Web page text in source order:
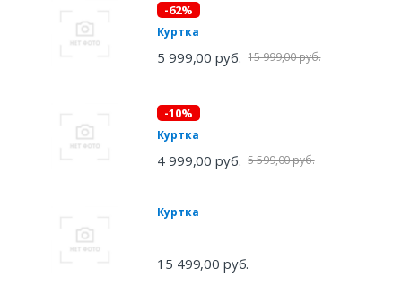
-62%
Куртка
5 999,00 руб. 15 999,00 руб.
-10%
Куртка
4 999,00 руб. 5 599,00 руб.
Куртка
15 499,00 руб.